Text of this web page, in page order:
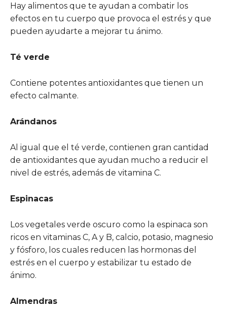
Hay alimentos que te ayudan a combatir los
efectos en tu cuerpo que provoca el estrés y que
pueden ayudarte a mejorar tu ánimo.
Té verde
Contiene potentes antioxidantes que tienen un
efecto calmante.
Arándanos
Al igual que el té verde, contienen gran cantidad
de antioxidantes que ayudan mucho a reducir el
nivel de estrés, además de vitamina C.
Espinacas
Los vegetales verde oscuro como la espinaca son
ricos en vitaminas C, A y B, calcio, potasio, magnesio
y fósforo, los cuales reducen las hormonas del
estrés en el cuerpo y estabilizar tu estado de
ánimo.
Almendras